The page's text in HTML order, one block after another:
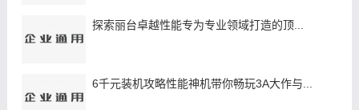
探索丽台卓越性能专为专业领域打造的顶...
6千元装机攻略性能神机带你畅玩3A大作与...